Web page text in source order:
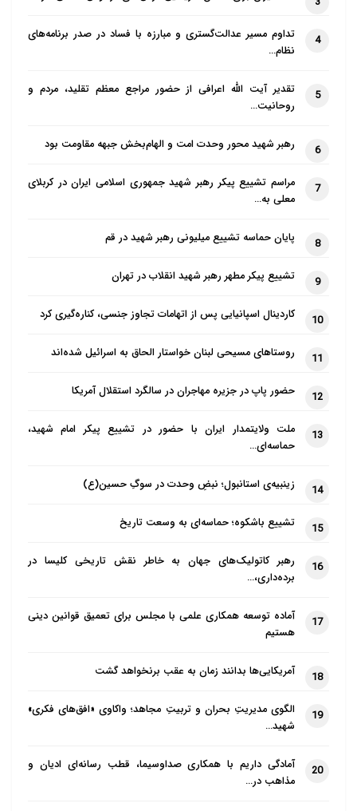
4
تداوم مسیر عدالت‌گستری و مبارزه با فساد در صدر برنامه‌های
نظام…
5
تقدیر آیت الله اعرافی از حضور مراجع معظم تقلید، مردم و
روحانیت…
6 رهبر شهید محور وحدت امت و الهام‌بخش جبهه مقاومت بود
7
مراسم تشییع پیکر رهبر شهید جمهوری اسلامی ایران در کربلای
معلی به…
8 پایان حماسه تشییع میلیونی رهبر شهید در قم
9 تشییع پیکر مطهر رهبر شهید انقلاب در تهران
10 کاردینال اسپانیایی پس از اتهامات تجاوز جنسی، کناره‌گیری کرد
11 روستاهای مسیحی لبنان خواستار الحاق به اسرائیل شده‌اند
12 حضور پاپ در جزیره مهاجران در سالگرد استقلال آمریکا
13
ملت ولایتمدار ایران با حضور در تشییع پیکر امام شهید،
حماسه‌ای…
14 زینبیه‌ی استانبول؛ نبضِ وحدت در سوگِ حسین(ع)
15 تشییع باشکوه؛ حماسه‌ای به وسعت تاریخ
16
رهبر کاتولیک‌های جهان به خاطر نقش تاریخی کلیسا در
برده‌داری،…
17
آماده توسعه همکاری علمی با مجلس برای تعمیق قوانین دینی
هستیم
18 آمریکایی‌ها بدانند زمان به عقب برنخواهد گشت
19
الگوی مدیریتِ بحران و تربیتِ مجاهد؛ واکاوی «افق‌های فکری»
شهید…
20
آمادگی داریم با همکاری صداوسیما، قطب رسانه‌ای ادیان و
مذاهب در…